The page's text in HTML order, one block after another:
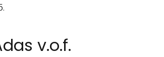
v.o.f.